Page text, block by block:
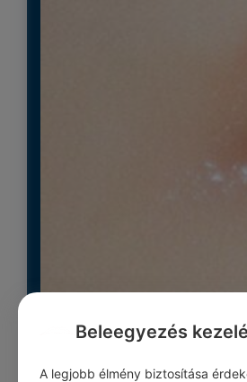
Beleegyezés
A legjobb élmény biztosítása